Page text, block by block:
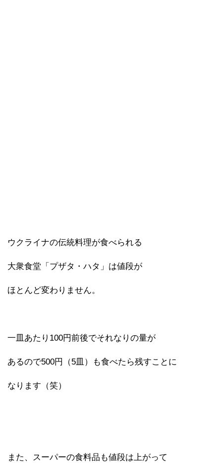
ウクライナの伝統料理が食べられる
大衆食堂「プザタ・ハタ」は値段が
ほとんど変わりません。
一皿あたり100円前後でそれなりの量が
あるので500円（5皿）も食べたら残すことに
なります（笑）
また、スーパーの食料品も値段は上がって